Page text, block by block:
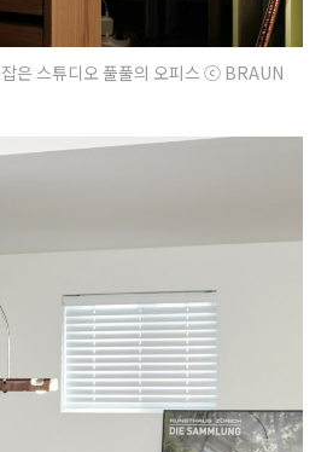
은 스튜디오 풀풀의 오피스 ⓒ BRAUN